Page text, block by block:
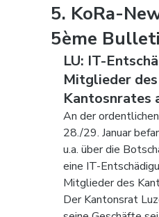
5. KoRa-
5ème
LU: IT-
Mitglieder des
Kantosnrates
An der
28./29. Januar
u.a. über die
eine IT-
Mitglieder des
Der Kantonsrat